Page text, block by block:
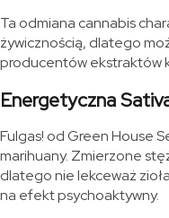
Ta odmiana cannabis
żywicznością, dlatego
producentów ekstraktów
Energetyczna
Fulgas! od Green House
marihuany. Zmierzone
dlatego nie lekceważ
na efekt psychoaktywny.